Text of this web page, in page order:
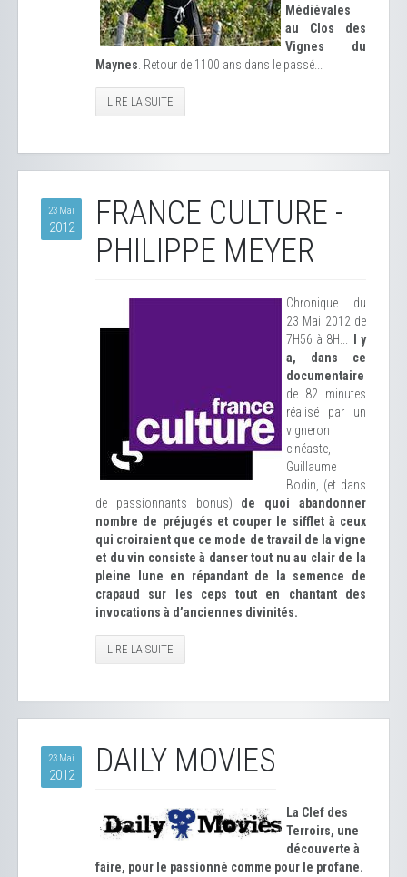
Médiévales
au Clos des
Vignes du
Maynes . Retour de 1100 ans dans le passé...
LIRE LA SUITE
23 Mai
2012
FRANCE CULTURE -
PHILIPPE MEYER
Chronique du
23 Mai 2012 de
7H56 à 8H... I
l y
a, dans ce
documentaire
de 82 minutes
réalisé par un
vigneron
cinéaste,
Guillaume
Bodin, (et dans
de passionnants bonus) de quoi abandonner
nombre de préjugés et couper le sifflet à ceux
qui croiraient que ce mode de travail de la vigne
et du vin consiste à danser tout nu au clair de la
pleine lune en répandant de la semence de
crapaud sur les ceps tout en chantant des
invocations à d’anciennes divinités.
LIRE LA SUITE
23 Mai
2012 DAILY MOVIES
La Clef des
Terroirs, une
découverte à
faire, pour le passionné comme pour le profane.